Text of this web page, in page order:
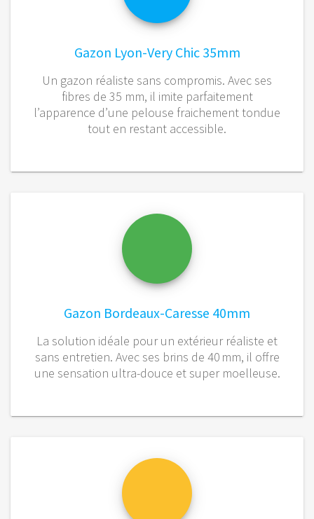
Gazon Lyon-Very Chic 35mm
Un gazon réaliste sans compromis. Avec ses
fibres de 35 mm, il imite parfaitement
l’apparence d’une pelouse fraichement tondue
tout en restant accessible.
Gazon Bordeaux-Caresse 40mm
La solution idéale pour un extérieur réaliste et
sans entretien. Avec ses brins de 40 mm, il offre
une sensation ultra-douce et super moelleuse.